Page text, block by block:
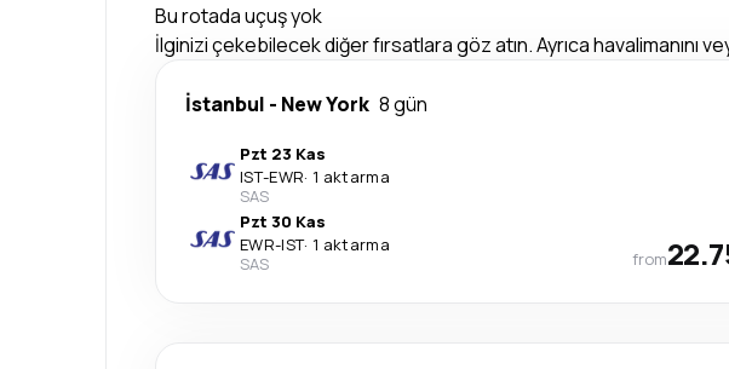
Bu rotada uçuş yok
İlginizi çekebilecek diğer fırsatlara göz atın. Ayrıca havalimanını
İstanbul - New York 8 gün
Pzt 23 Kas
IST-EWR· 1 aktarma
SAS
Pzt 30 Kas
EWR-IST· 1 aktarma
SAS
from